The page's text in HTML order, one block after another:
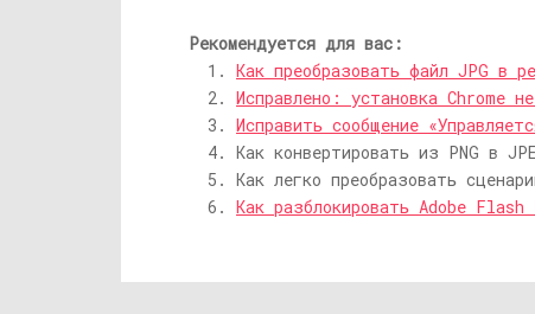
Рекомендуется для вас:
Как преобразовать файл JPG в
Исправлено: установка Chrome
Исправить сообщение
Как конвертировать из PNG в
Как легко преобразовать
Как разблокировать Adobe